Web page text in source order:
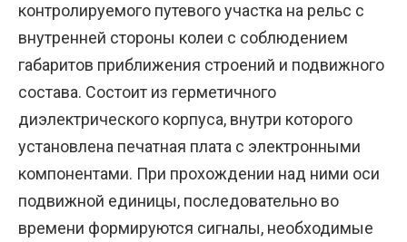
контролируемого путевого участка на рельс с
внутренней стороны колеи с соблюдением
габаритов приближения строений и подвижного
состава. Состоит из герметичного
диэлектрического корпуса, внутри которого
установлена печатная плата с электронными
компонентами. При прохождении над ними оси
подвижной единицы, последовательно во
времени формируются сигналы, необходимые